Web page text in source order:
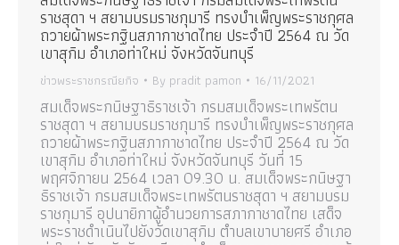
ราชสุดา ฯ สยามบรมราชกุมารี ทรงบำเพ็ญพระราชกุศล
ถวายผ้าพระกฐินสภากาชาดไทย ประจำปี 2564 ณ วัด
เขาสุกิม อำเภอท่าใหม่ จังหวัดจันทบุรี
ข่าวพระราชกรณียกิจ By pradit pamon 16/11/2021
สมเด็จพระกนิษฐาธิราชเจ้า กรมสมเด็จพระเทพรัตน
ราชสุดา ฯ สยามบรมราชกุมารี ทรงบำเพ็ญพระราชกุศล
ถวายผ้าพระกฐินสภากาชาดไทย ประจำปี 2564 ณ วัด
เขาสุกิม อำเภอท่าใหม่ จังหวัดจันทบุรี วันที่ 15
พฤศจิกายน 2564 เวลา 09.30 น. สมเด็จพระกนิษฐา
ธิราชเจ้า กรมสมเด็จพระเทพรัตนราชสุดา ฯ สยามบรม
ราชกุมารี อุปนายิกาผู้อำนวยการสภากาชาดไทย เสด็จ
พระราชดำเนินไปยังวัดเขาสุกิม ตำบลเขาบายศรี อำเภอ